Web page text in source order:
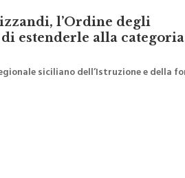
l’Ordine degli
estenderle alla categoria
siciliano dell’Istruzione e della